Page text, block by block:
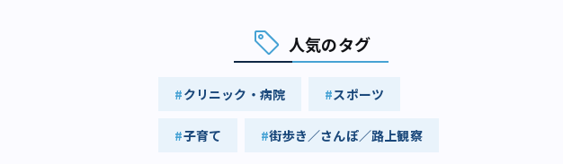
人気のタグ
クリニック・病院 スポーツ
子育て 街歩き／さんぽ／路上観察